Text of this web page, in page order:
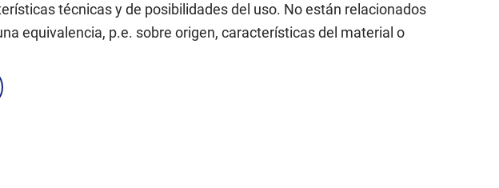
técnicas y de posibilidades del uso. No están relacionados
equivalencia, p.e. sobre origen, características del material o